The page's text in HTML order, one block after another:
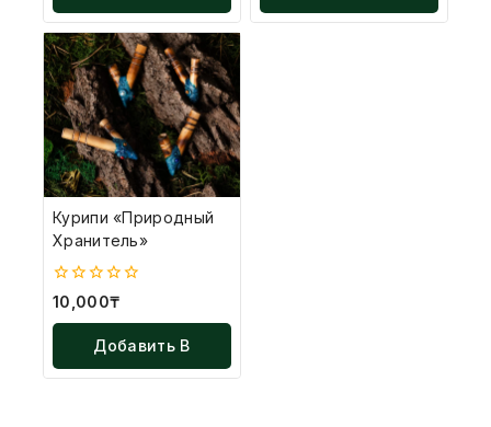
Параметры
Корзину
Курипи «Природный
Хранитель»
0
5
10,000₸
Добавить В
Корзину